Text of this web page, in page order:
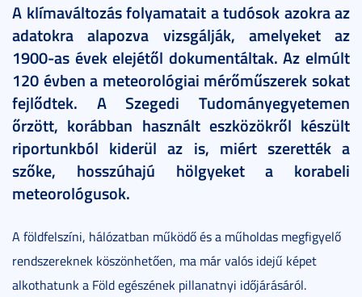
A klímaváltozás folyamatait a tudósok azokra az
adatokra alapozva vizsgálják, amelyeket az
1900-as évek elejétől dokumentáltak. Az elmúlt
120 évben a meteorológiai mérőműszerek sokat
fejlődtek. A Szegedi Tudományegyetemen
őrzött, korábban használt eszközökről készült
riportunkból kiderül az is, miért szerették a
szőke, hosszúhajú hölgyeket a korabeli
meteorológusok.
A földfelszíni, hálózatban működő és a műholdas megfigyelő
rendszereknek köszönhetően, ma már valós idejű képet
alkothatunk a Föld egészének pillanatnyi időjárásáról.